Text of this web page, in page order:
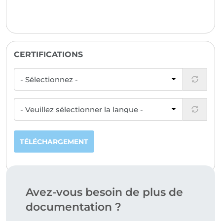
CERTIFICATIONS
TÉLÉCHARGEMENT
Avez-vous besoin de plus de
documentation ?